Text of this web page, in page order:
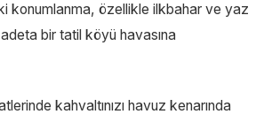
konumlanma, özellikle ilkbahar ve yaz
bir tatil köyü havasına
kahvaltınızı havuz kenarında